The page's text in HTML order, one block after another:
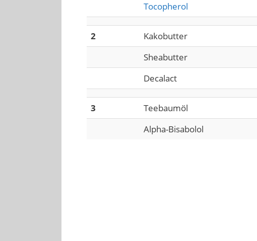
Tocopherol
2 Kakobutter
Sheabutter
Decalact
3 Teebaumöl
Alpha-Bisabolol